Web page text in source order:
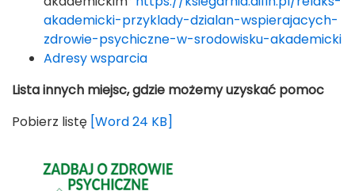
akademicki-przyklady-dzialan-wspierajacych-
zdrowie-psychiczne-w-srodowisku-akademicki
Adresy wsparcia
Lista innych miejsc, gdzie możemy uzyskać pomoc
Pobierz listę [Word 24 KB]